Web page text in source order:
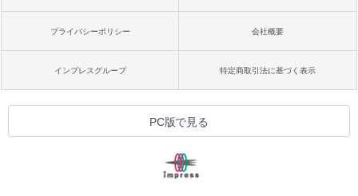
プライバシーポリシー 会社概要
インプレスグループ 特定商取引法に基づく表示
PC版で見る